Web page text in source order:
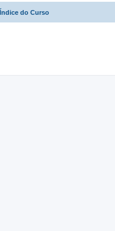
Índice do Curso